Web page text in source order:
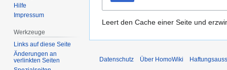
Leert den Cache einer Seite und
Hilfe
Impressum
Werkzeuge
Links auf diese Seite
Änderungen an
verlinkten Seiten
Datenschutz Über HomoWiki